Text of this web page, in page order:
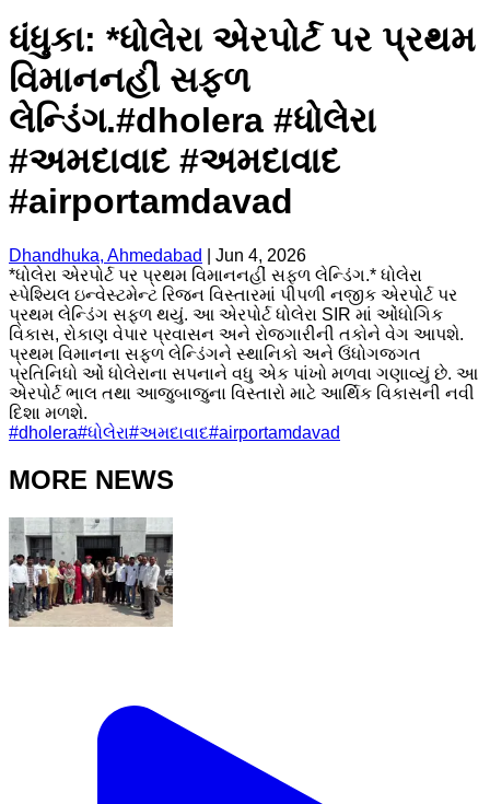
ધંધુકા: *ધોલેરા એરપોર્ટ પર પ્રથમ
વિમાનનહીં સફળ
લેન્ડિંગ.#dholera #ધોલેરા
#અમદાવાદ #અમદાવાદ
#airportamdavad
Dhandhuka, Ahmedabad
Jun 4, 2026
*ધોલેરા એરપોર્ટ પર પ્રથમ વિમાનનહીં સફળ લેન્ડિંગ.* ધોલેરા
સ્પેશ્યિલ ઇન્વેસ્ટમેન્ટ રિજન વિસ્તારમાં પીપળી નજીક એરપોર્ટ પર
પ્રથમ લેન્ડિંગ સફળ થયું. આ એરપોર્ટ ધોલેરા SIR માં ઓંધોગિક
વિકાસ, રોકાણ વેપાર પ્રવાસન અને રોજગારીની તકોને વેગ આપશે.
પ્રથમ વિમાનના સફળ લેન્ડિંગને સ્થાનિકો અને ઉંધોગજગત
પ્રતિનિધો ઓં ધોલેરાના સપનાને વધુ એક પાંખો મળવા ગણાવ્યું છે. આ
એરપોર્ટ ભાલ તથા આજુબાજુના વિસ્તારો માટે આર્થિક વિકાસની નવી
દિશા મળશે.
#dholera#ધોલેરા#અમદાવાદ#airportamdavad
MORE NEWS